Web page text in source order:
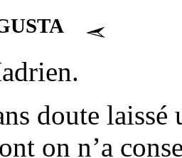
doute laissé
on n’a